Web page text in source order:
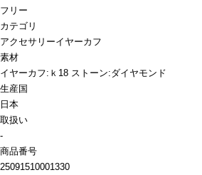
フリー
カテゴリ
アクセサリーイヤーカフ
素材
イヤーカフ:ｋ18 ストーン:ダイヤモンド
生産国
日本
取扱い
-
商品番号
25091510001330